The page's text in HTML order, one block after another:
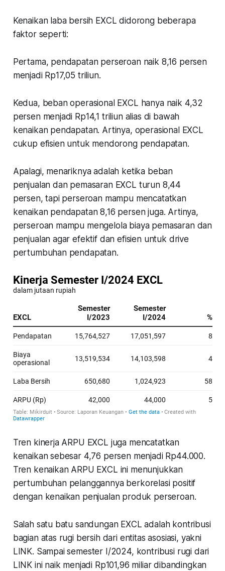
Kenaikan laba bersih EXCL didorong beberapa
faktor seperti:
Pertama, pendapatan perseroan naik 8,16 persen
menjadi Rp17,05 triliun.
Kedua, beban operasional EXCL hanya naik 4,32
persen menjadi Rp14,1 triliun alias di bawah
kenaikan pendapatan. Artinya, operasional EXCL
cukup efisien untuk mendorong pendapatan.
Apalagi, menariknya adalah ketika beban
penjualan dan pemasaran EXCL turun 8,44
persen, tapi perseroan mampu mencatatkan
kenaikan pendapatan 8,16 persen juga. Artinya,
perseroan mampu mengelola biaya pemasaran dan
penjualan agar efektif dan efisien untuk drive
pertumbuhan pendapatan.
Tren kinerja ARPU EXCL juga mencatatkan
kenaikan sebesar 4,76 persen menjadi Rp44.000.
Tren kenaikan ARPU EXCL ini menunjukkan
pertumbuhan pelanggannya berkorelasi positif
dengan kenaikan penjualan produk perseroan.
Salah satu batu sandungan EXCL adalah kontribusi
bagian atas rugi bersih dari entitas asosiasi, yakni
LINK. Sampai semester I/2024, kontribusi rugi dari
LINK ini naik menjadi Rp101,96 miliar dibandingkan